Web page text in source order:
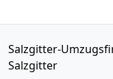
Salzgitter-
Salzgitter